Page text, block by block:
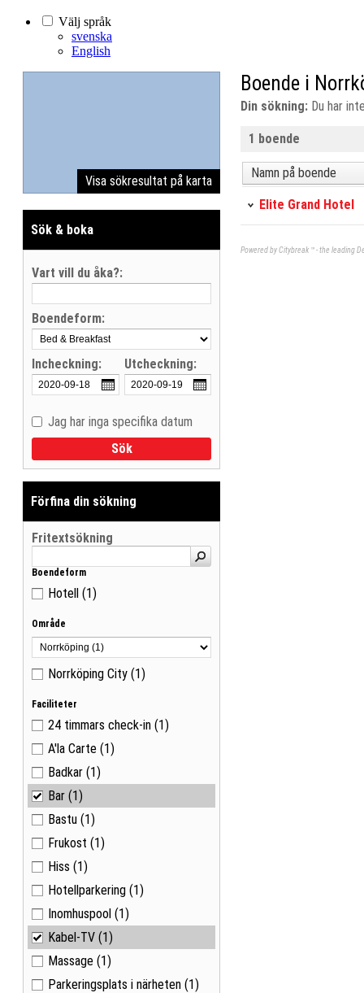
Välj språk
svenska
English
Boende i
Din sökning: Du har
1 boende
Namn på boende
Elite Grand Hotel
Powered by Citybreak ™ - the leading
Visa sökresultat på karta
Sök & boka
Vart vill du åka?:
Boendeform:
Incheckning: Utcheckning:
Jag har inga specifika datum
Visa träffar som lista
Visa träffar på karta
Sök
Förfina din sökning
Fritextsökning
Boendeform
Hotell (1)
Område
Norrköping City (1)
Faciliteter
24 timmars check-in (1)
A'la Carte (1)
Badkar (1)
Bar (1)
Bastu (1)
Frukost (1)
Hiss (1)
Hotellparkering (1)
Inomhuspool (1)
Kabel-TV (1)
Massage (1)
Parkeringsplats i närheten (1)